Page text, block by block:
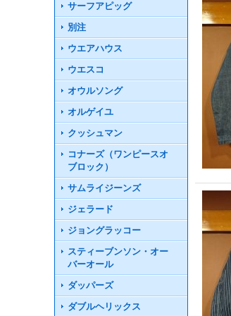
サーフアピッグ
別注
ウエアハウス
ウエスコ
オウルソング
オルゲイユ
クッシュマン
コナーズ（ワンピースオ
ブロック）
サムライジーンズ
ジェラード
ジョングラッコー
スティーブンソン・オー
バーオール
ダッパーズ
ダブルヘリックス